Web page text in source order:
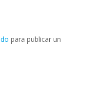
para publicar un